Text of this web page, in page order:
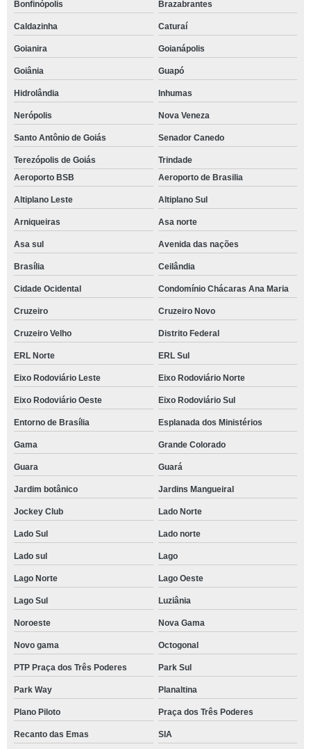
Bonfinópolis Brazabrantes
Caldazinha Caturaí
Goianira Goianápolis
Goiânia Guapó
Hidrolândia Inhumas
Nerópolis Nova Veneza
Santo Antônio de Goiás Senador Canedo
Terezópolis de Goiás
Trindade
Aeroporto BSB
Aeroporto de Brasilia
Altiplano Leste Altiplano Sul
Arniqueiras Asa norte
Asa sul Avenida das nações
Brasília Ceilândia
Cidade Ocidental Condomínio Chácaras Ana Maria
Cruzeiro Cruzeiro Novo
Cruzeiro Velho Distrito Federal
ERL Norte ERL Sul
Eixo Rodoviário Leste Eixo Rodoviário Norte
Eixo Rodoviário Oeste Eixo Rodoviário Sul
Entorno de Brasília Esplanada dos Ministérios
Gama Grande Colorado
Guara Guará
Jardim botânico Jardins Mangueiral
Jockey Club Lado Norte
Lado Sul Lado norte
Lado sul Lago
Lago Norte Lago Oeste
Lago Sul Luziânia
Noroeste Nova Gama
Novo gama Octogonal
PTP Praça dos Três Poderes Park Sul
Park Way Planaltina
Plano Piloto Praça dos Três Poderes
Recanto das Emas SIA